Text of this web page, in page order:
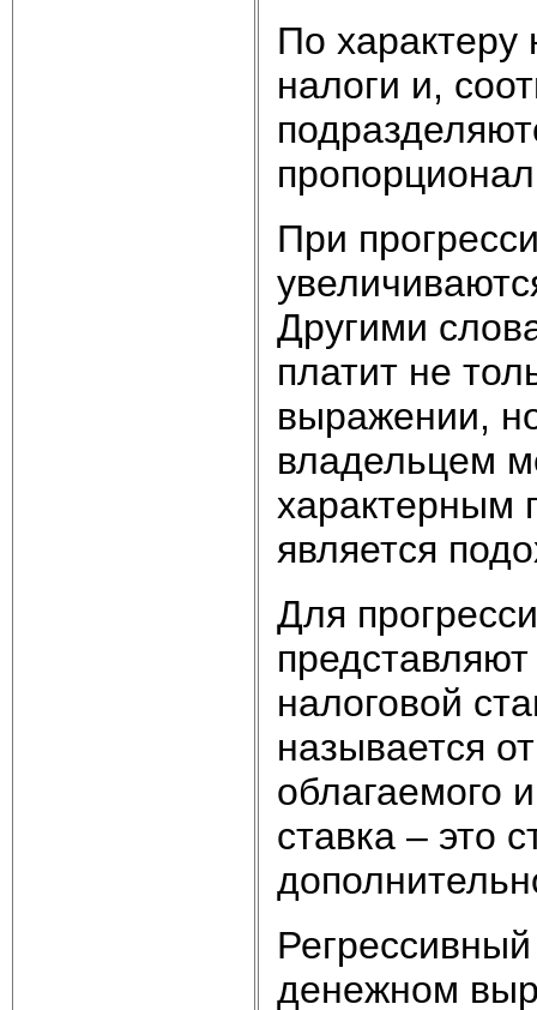
По характеру
налоги и,
При
Другими
платит не
выражении,
владельцем
характерным
является
Для
налоговой
называется
облагаемого
ставка – это
денежном